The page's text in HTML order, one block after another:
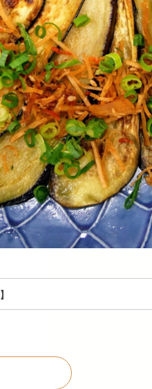
】